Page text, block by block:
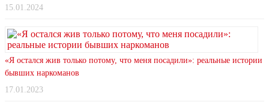
15.01.2024
«Я остался жив только потому, что меня посадили»: реальные истории
бывших наркоманов
17.01.2023